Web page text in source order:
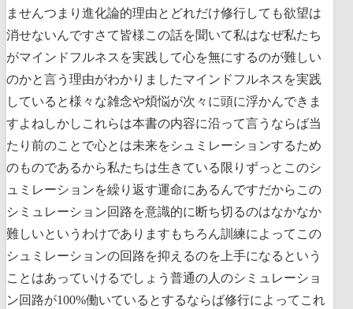
ませんつまり進化論的理由とどれだけ修行しても欲望は
消せないんですさて皆様この話を聞いて私はなぜ私たち
がマインドフルネスを実践して心を無にするのが難しい
のかと言う理由がわかりましたマインドフルネスを実践
していると様々な雑念や煩悩が次々に頭に浮かんできま
すよねしかしこれらは本書の内容に沿って言うならば当
たり前のことで心とは未来をシュミレーションするため
のものであるから私たちは生きている限りずっとこのシ
ュミレーションを繰り返す運命にあるんですだからこの
シミュレーション回路を意識的に断ち切るのはなかなか
難しいというわけでありますもちろん訓練によってこの
シュミレーションの回路を抑えるのを上手になるという
ことはあっていけるでしょう普通の人のシミュレーショ
ン回路が100%働いているとするならば修行によってこれ